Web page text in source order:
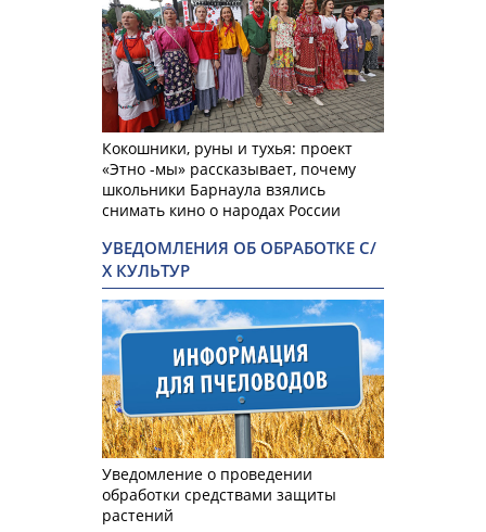
Кокошники, руны и тухья: проект
«Этно -мы» рассказывает, почему
школьники Барнаула взялись
снимать кино о народах России
УВЕДОМЛЕНИЯ ОБ ОБРАБОТКЕ С/
Х КУЛЬТУР
Уведомление о проведении
обработки средствами защиты
растений